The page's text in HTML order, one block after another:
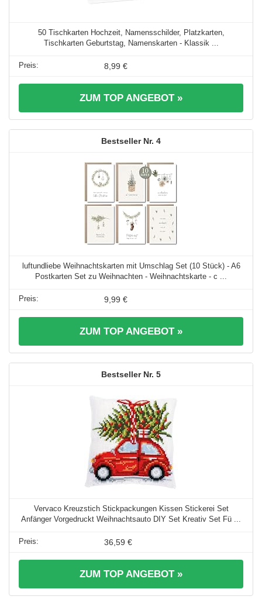
50 Tischkarten Hochzeit, Namensschilder, Platzkarten,
Tischkarten Geburtstag, Namenskarten - Klassik ...
8,99 €
ZUM TOP ANGEBOT »
4
luftundliebe Weihnachtskarten mit Umschlag Set (10 Stück) - A6
Postkarten Set zu Weihnachten - Weihnachtskarte - c ...
9,99 €
ZUM TOP ANGEBOT »
5
Vervaco Kreuzstich Stickpackungen Kissen Stickerei Set
Anfänger Vorgedruckt Weihnachtsauto DIY Set Kreativ Set Fü ...
36,59 €
ZUM TOP ANGEBOT »